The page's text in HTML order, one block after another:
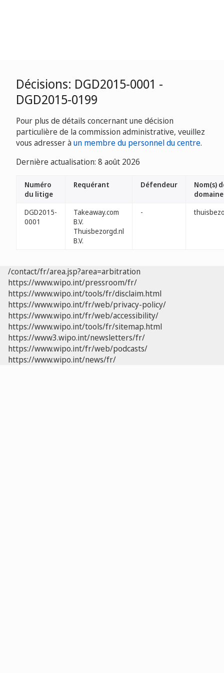
Décisions: DGD2015-0001 -
DGD2015-0199
Pour plus de détails concernant une décision
particulière de la commission administrative, veuillez
vous adresser àun membre du personnel du centre.
Dernière actualisation: 8 août 2026
Numéro
du litige
Requérant Défendeur
Nom(s)
domaine
DGD2015-
0001
Takeaway.com
B.V.
Thuisbezorgd.nl
B.V.
-
/contact/fr/area.jsp?area=arbitration
https://www.wipo.int/pressroom/fr/
https://www.wipo.int/tools/fr/disclaim.html
https://www.wipo.int/fr/web/privacy-policy/
https://www.wipo.int/fr/web/accessibility/
https://www.wipo.int/tools/fr/sitemap.html
https://www3.wipo.int/newsletters/fr/
https://www.wipo.int/fr/web/podcasts/
https://www.wipo.int/news/fr/